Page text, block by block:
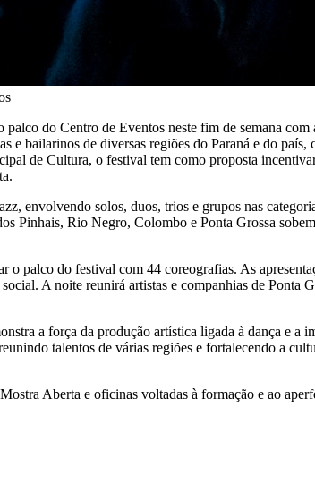
do Centro de Eventos neste fim de semana
bailarinos de diversas regiões do Paraná e do
de Cultura, o festival tem como proposta
envolvendo solos, duos, trios e grupos nas
Pinhais, Rio Negro, Colombo e Ponta Grossa
palco do festival com 44 coreografias. As
A noite reunirá artistas e companhias de
a força da produção artística ligada à dança e a
talentos de várias regiões e fortalecendo a
Aberta e oficinas voltadas à formação e ao